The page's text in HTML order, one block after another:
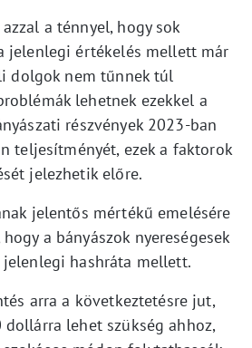
a ténnyel, hogy sok
jelenlegi értékelés mellett már
dolgok nem tűnnek túl
lehetnek ezekkel a
részvények 2023-ban
teljesítményét, ezek a faktorok
jelezhetik előre.
jelentős mértékű emelésére
a bányászok nyereségesek
hashráta mellett.
arra a következtetésre jut,
lehet szükség ahhoz,